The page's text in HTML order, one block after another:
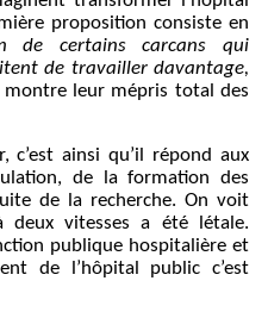
proposition consiste en
de certains carcans qui
de travailler davantage,
montre leur mépris total des
c’est ainsi qu’il répond aux
de la formation des
de la recherche. On voit
deux vitesses a été létale.
publique hospitalière et
de l’hôpital public c’est